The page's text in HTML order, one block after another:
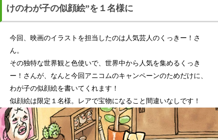
けのわが子の似顔絵”を１名様に
今回、映画のイラストを担当したのは人気芸人のくっきー！さ
ん。
その独特な世界観と色使いで、世界中から人気を集めるくっき
ー！さんが、なんと今回アニコムのキャンペーンのためだけに、
わが子の似顔絵を書いてくれます！
似顔絵は限定１名様。レアで宝物になること間違いなしです！